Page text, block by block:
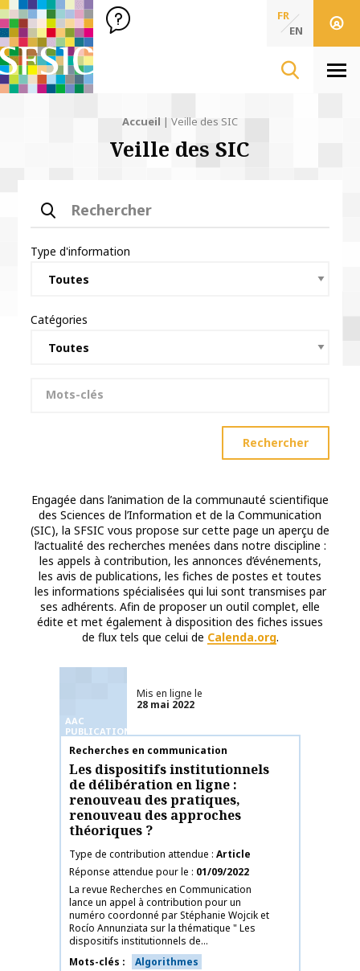
SFSIC Société Française des Sciences de l'Information & de
Société Française des Sciences
de l'Information
FR
EN
Accueil | Veille des SIC
Veille des SIC
Rechercher
Type d'information
Catégories
Mots-clés
Rechercher
Engagée dans l’animation de la communauté scientifique
des Sciences de l’Information et de la Communication
(SIC), la SFSIC vous propose sur cette page un aperçu de
l’actualité des recherches menées dans notre discipline :
les appels à contribution, les annonces d’événements,
les avis de publications, les fiches de postes et toutes
les informations spécialisées qui lui sont transmises par
ses adhérents. Afin de proposer un outil complet, elle
édite et met également à disposition des fiches issues
de flux tels que celui de Calenda.org.
AAC
PUBLICATIONS
Mis en ligne le
28 mai 2022
Nom de la publication
Recherches en communication
Les dispositifs institutionnels
de délibération en ligne :
renouveau des pratiques,
renouveau des approches
théoriques ?
Type de contribution attendue Article
Réponse attendue pour le
01/09/2022
La revue Recherches en Communication
lance un appel à contribution pour un
numéro coordonné par Stéphanie Wojcik et
Rocío Annunziata sur la thématique " Les
dispositifs institutionnels de...
Mots-clés
Algorithmes